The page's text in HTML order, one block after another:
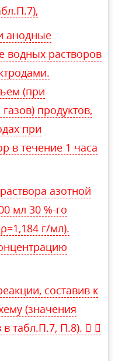
анодные
водных растворов
(при
продуктов,
при
в течение 1 часа
азотной
мл 30 %-го
г/мл).
составив к
(значения
табл.П.7, П.8).  